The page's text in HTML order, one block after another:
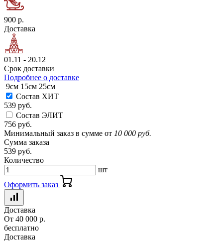
900 р.
Доставка
01.11 - 20.12
Срок доставки
Подробнее о доставке
9см 15см 25см
Состав ХИТ
539 руб.
Состав ЭЛИТ
756 руб.
Минимальный заказ в сумме от 10 000 руб.
Сумма заказа
539 руб.
Количество
шт
Оформить заказ
Доставка
От 40 000 р.
бесплатно
Доставка